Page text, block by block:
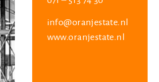
info@oranjestate.nl
www.oranjestate.nl